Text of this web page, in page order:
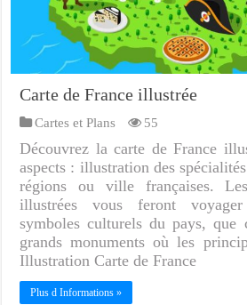
Carte de France illustrée
Cartes et Plans 55
Découvrez la carte de France
aspects : illustration des
régions ou ville françaises.
illustrées vous feront
symboles culturels du pays, que
grands monuments où les
Illustration Carte de France
Plus d Informations »